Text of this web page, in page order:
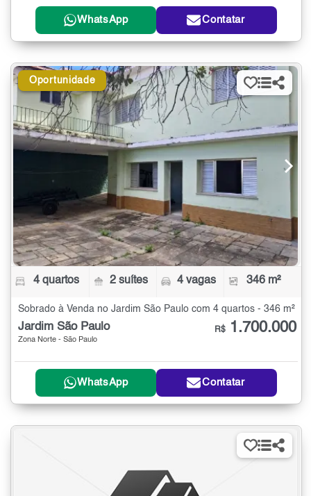
WhatsApp Contatar
Oportunidade
4 quartos 2 suítes 4 vagas 346 m²
Sobrado à Venda no Jardim São Paulo com 4 quartos - 346 m²
Jardim São Paulo
Zona Norte - São Paulo
R$ 1.700.000
WhatsApp Contatar